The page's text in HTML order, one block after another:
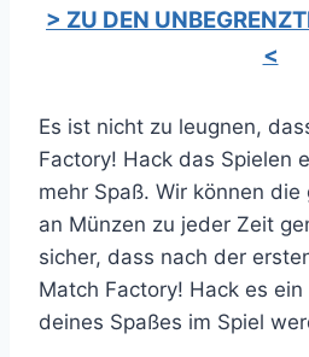
> ZU DEN
<
Es ist nicht zu leugnen,
Factory! Hack das Spielen
mehr Spaß. Wir können
an Münzen zu jeder Zeit
sicher, dass nach der
Match Factory! Hack es
deines Spaßes im Spiel